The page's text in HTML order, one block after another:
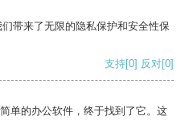
带来了无限的隐私保护和安全性保
支持[0] 反对[0]
单的办公软件，终于找到了它。这